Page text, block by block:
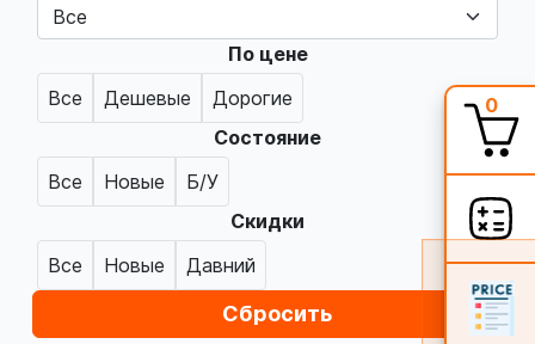
По цене
Все
Дешевые
Дорогие
Состояние
Все
Новые
Б/У
Скидки
Все
Новые Давний
Сбросить
0